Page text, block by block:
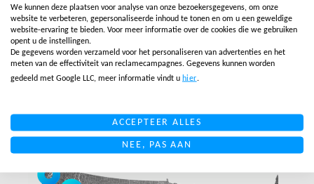
TERUG NAAR OVERZICHT
Gerelateerde blogs
LINK BTN
We kunnen deze plaatsen voor analyse van onze bezoekersgegevens, om onze
website te verbeteren, gepersonaliseerde inhoud te tonen en om u een geweldige
website-ervaring te bieden. Voor meer informatie over de cookies die we gebruiken
opent u de instellingen.
De gegevens worden verzameld voor het personaliseren van advertenties en het
meten van de effectiviteit van reclamecampagnes. Gegevens kunnen worden
gedeeld met Google LLC, meer informatie vindt u hier.
ACCEPTEER ALLES
NEE, PAS AAN